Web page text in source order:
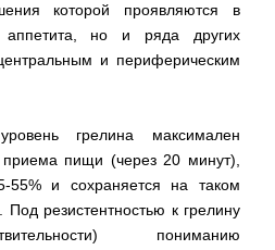
которой проявляются в
аппетита, но и ряда других
и периферическим
грелина максимален
пищи (через 20 минут),
55% и сохраняется на таком
резистентностью к грелину
пониманию